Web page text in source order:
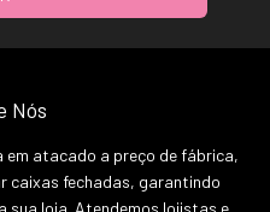
Nós
em atacado a preço de fábrica,
caixas fechadas, garantindo
sua loja. Atendemos lojistas e